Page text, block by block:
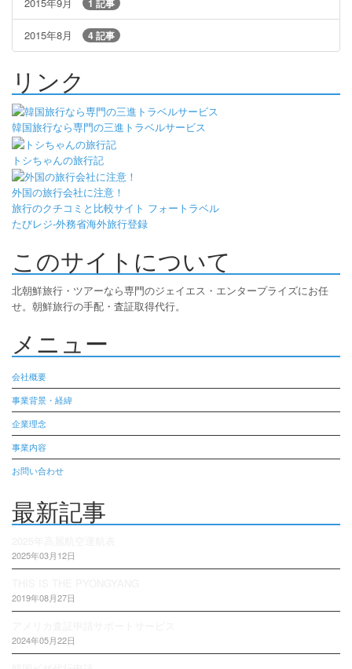
2015年8月 4 記事
リンク
韓国旅行なら専門の三進トラベルサービス
トシちゃんの旅行記
外国の旅行会社に注意！
旅行のクチコミと比較サイト フォートラベル
たびレジ-外務省海外旅行登録
このサイトについて
北朝鮮旅行・ツアーなら専門のジェイエス・エンタープライズにお任
せ。朝鮮旅行の手配・査証取得代行。
メニュー
会社概要
事業背景・経緯
企業理念
事業内容
お問い合わせ
最新記事
2025年03月12日
2019年08月27日
2024年05月22日